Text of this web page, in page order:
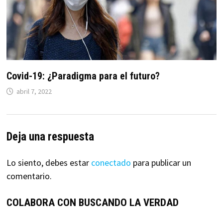
Covid-19: ¿Paradigma para el futuro?
abril 7, 2022
Deja una respuesta
Lo siento, debes estar conectado para publicar un
comentario.
COLABORA CON BUSCANDO LA VERDAD